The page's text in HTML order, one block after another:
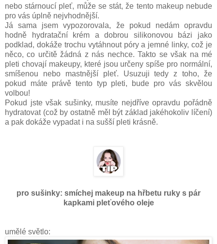
nebo stárnoucí pleť, může se stát, že tento makeup nebude
pro vás úplně nejvhodnější.
Já sama jsem vypozorovala, že pokud nedám opravdu
hodně hydratační krém a dobrou silikonovou bázi jako
podklad, dokáže trochu vytáhnout póry a jemné linky, což je
něco, co určitě žádná z nás nechce. Takto se však na mé
pleti chovají makeupy, které jsou určeny spíše pro normální,
smíšenou nebo mastnější pleť. Usuzuji tedy z toho, že
pokud máte právě tento typ pleti, bude pro vás skvělou
volbou!
Pokud jste však sušinky, musíte nejdříve opravdu pořádně
hydratovat (což by ostatně měl být základ jakéhokoliv líčení)
a pak dokáže vypadat i na sušší pleti krásně.
pro sušinky: smíchej makeup na hřbetu ruky s pár
kapkami pleťového oleje
umělé světlo: